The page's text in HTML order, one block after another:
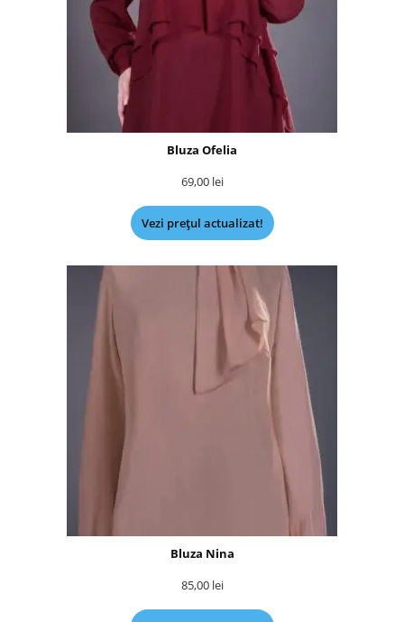
Bluza Ofelia
69,00 lei
Vezi prețul actualizat!
Bluza Nina
85,00 lei